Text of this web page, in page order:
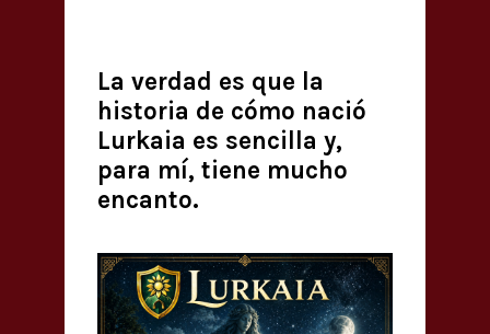
La verdad es que la
historia de cómo nació
Lurkaia es sencilla y,
para mí, tiene mucho
encanto.